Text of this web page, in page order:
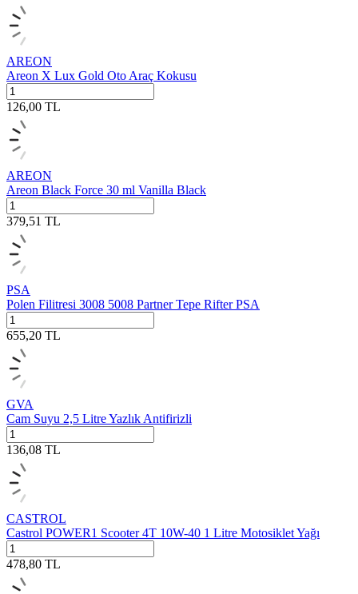
AREON
Areon X Lux Gold Oto Araç Kokusu
126,00 TL
AREON
Areon Black Force 30 ml Vanilla Black
379,51 TL
PSA
Polen Filitresi 3008 5008 Partner Tepe Rifter PSA
655,20 TL
GVA
Cam Suyu 2,5 Litre Yazlık Antifirizli
136,08 TL
CASTROL
Castrol POWER1 Scooter 4T 10W-40 1 Litre Motosiklet Yağı
478,80 TL